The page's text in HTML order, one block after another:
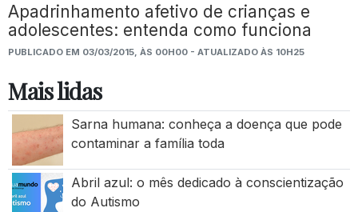
Apadrinhamento afetivo de crianças e
adolescentes: entenda como funciona
PUBLICADO EM 03/03/2015, ÀS 00H00 - ATUALIZADO ÀS 10H25
Mais lidas
Sarna humana: conheça a doença que pode
contaminar a família toda
Abril azul: o mês dedicado à conscientização
do Autismo